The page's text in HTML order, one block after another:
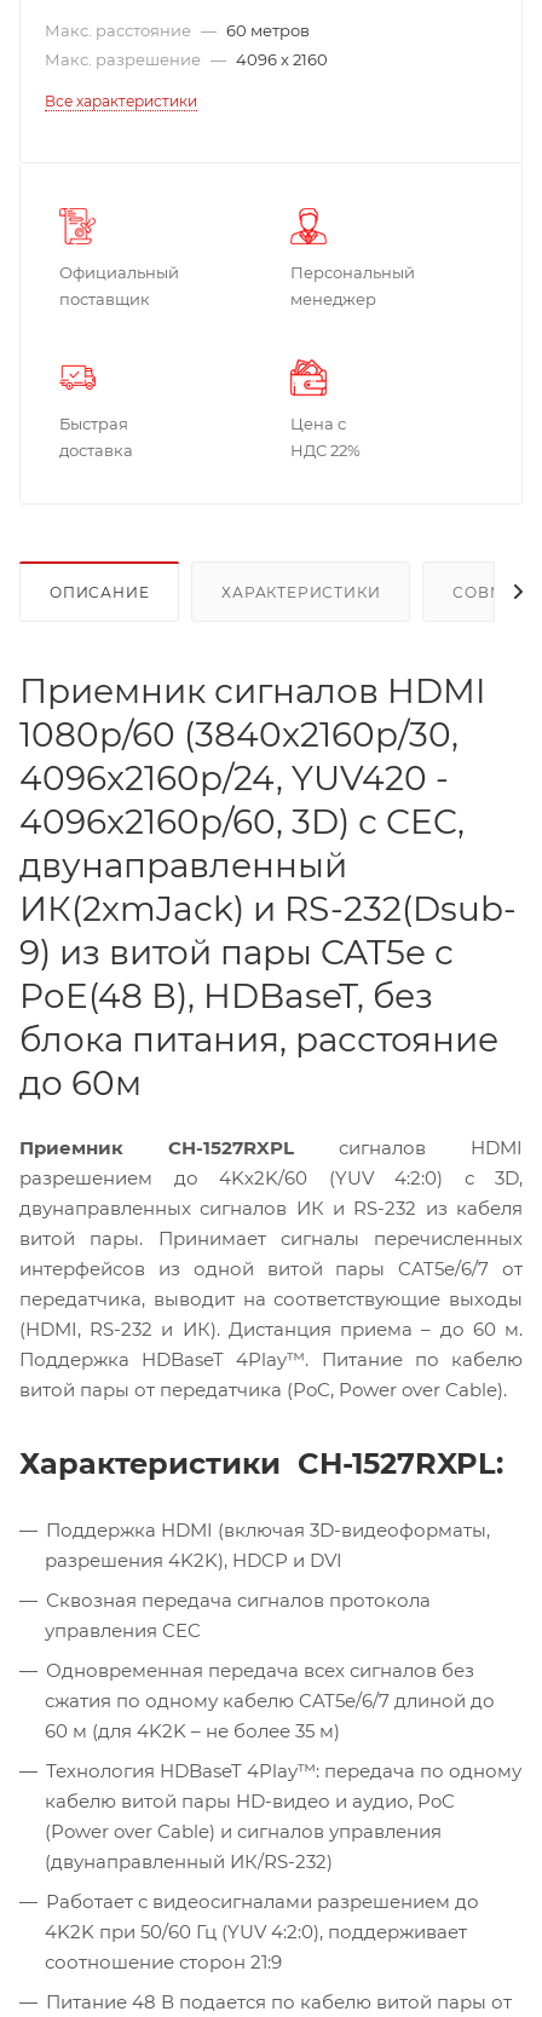
Макс. расстояние — 60 метров
Макс. разрешение — 4096 x 2160
Все характеристики
Официальный
поставщик
Персональный
менеджер
Быстрая
доставка
Цена с
НДС 22%
ОПИСАНИЕ ХАРАКТЕРИСТИКИ
Приемник сигналов HDMI
1080p/60 (3840x2160p/30,
4096x2160p/24, YUV420 -
4096x2160p/60, 3D) с CEC,
двунаправленный
ИК(2хmJack) и RS-232(Dsub-
9) из витой пары CAT5e с
PoE(48 В), HDBaseT, без
блока питания, расстояние
до 60м
Приемник CH-1527RXPL сигналов HDMI
разрешением до 4Kх2K/60 (YUV 4:2:0) с 3D,
двунаправленных сигналов ИК и RS-232 из кабеля
витой пары. Принимает сигналы перечисленных
интерфейсов из одной витой пары CAT5e/6/7 от
передатчика, выводит на соответствующие выходы
(HDMI, RS-232 и ИК). Дистанция приема – до 60 м.
Поддержка HDBaseT 4Play™. Питание по кабелю
витой пары от передатчика (PoC, Power over Cable).
Характеристики CH-1527RXPL:
Поддержка HDMI (включая 3D-видеоформаты,
разрешения 4K2K), HDCP и DVI
Сквозная передача сигналов протокола
управления CEC
Одновременная передача всех сигналов без
сжатия по одному кабелю CAT5e/6/7 длиной до
60 м (для 4K2K – не более 35 м)
Технология HDBaseT 4Play™: передача по одному
кабелю витой пары HD-видео и аудио, PoC
(Power over Cable) и сигналов управления
(двунаправленный ИК/RS-232)
Работает с видеосигналами разрешением до
4K2K при 50/60 Гц (YUV 4:2:0), поддерживает
соотношение сторон 21:9
Питание 48 В подается по кабелю витой пары от